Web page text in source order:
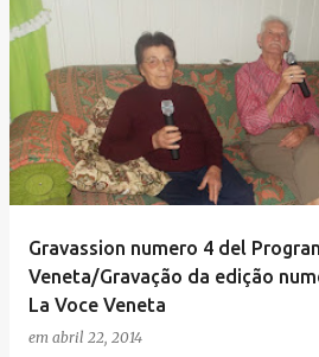
Gravassion numero 4 del
Veneta/Gravação da edição
La Voce Veneta
em abril 22, 2014